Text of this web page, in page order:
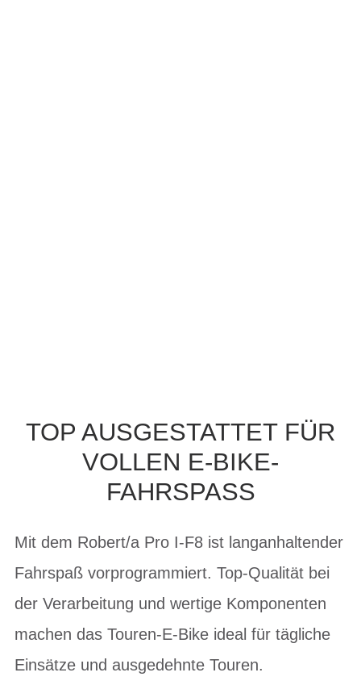
TOP AUSGESTATTET FÜR
VOLLEN E-BIKE-
FAHRSPASS
Mit dem Robert/a Pro I-F8 ist langanhaltender
Fahrspaß vorprogrammiert. Top-Qualität bei
der Verarbeitung und wertige Komponenten
machen das Touren-E-Bike ideal für tägliche
Einsätze und ausgedehnte Touren.